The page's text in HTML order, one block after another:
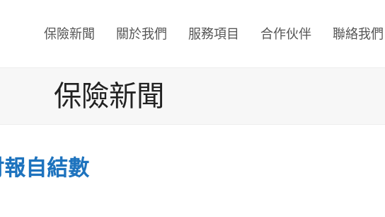
保險新聞 關於我們 服務項目 合作伙伴 聯絡我們
保險新聞
自結數